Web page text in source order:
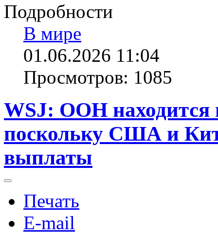
Подробности
В мире
01.06.2026 11:04
Просмотров: 1085
WSJ: ООН находится
поскольку США и
выплаты
Печать
E-mail